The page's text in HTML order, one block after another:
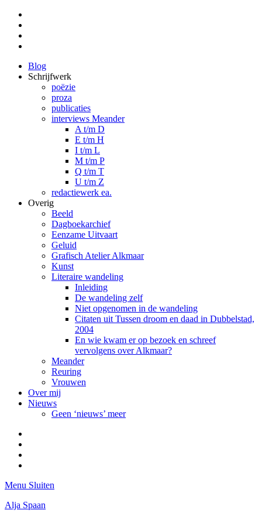
Blog
Schrijfwerk
poëzie
proza
publicaties
interviews Meander
A t/m D
E t/m H
I t/m L
M t/m P
Q t/m T
U t/m Z
redactiewerk ea.
Overig
Beeld
Dagboekarchief
Eenzame Uitvaart
Geluid
Grafisch Atelier Alkmaar
Kunst
Literaire wandeling
Inleiding
De wandeling zelf
Niet opgenomen in de wandeling
Citaten uit Tussen droom en daad in Dubbelstad,
2004
En wie kwam er op bezoek en schreef
vervolgens over Alkmaar?
Meander
Reuring
Vrouwen
Over mij
Nieuws
Geen ‘nieuws’ meer
Menu Sluiten
Alja Spaan